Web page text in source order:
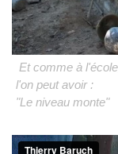
Et comme à
l'on peut avoir :
"Le niveau monte"